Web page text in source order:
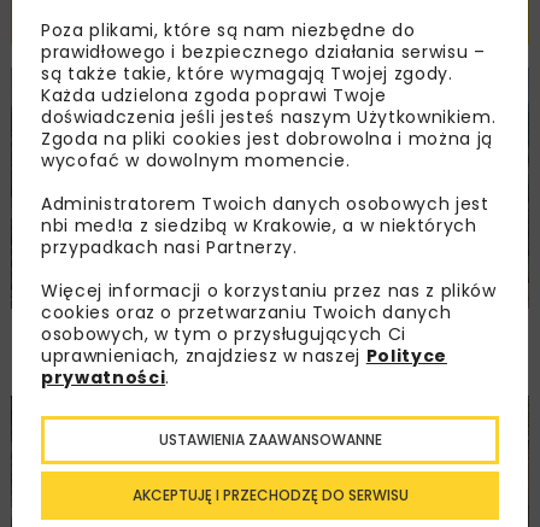
KOLEJ WIADOMOŚCI
PKP PLK ogłosiły przetarg na odcinek Gdów
– Szczyrzyc projektu Podłęże–Piekiełko
DROGI INWESTYCJE WIADOMOŚCI
Poza plikami, które są nam niezbędne do
prawidłowego i bezpiecznego działania serwisu –
są także takie, które wymagają Twojej zgody.
Każda udzielona zgoda poprawi Twoje
doświadczenia jeśli jesteś naszym Użytkownikiem.
Zgoda na pliki cookies jest dobrowolna i można ją
wycofać w dowolnym momencie.
Administratorem Twoich danych osobowych jest
nbi med!a z siedzibą w Krakowie, a w niektórych
przypadkach nasi Partnerzy.
Więcej informacji o korzystaniu przez nas z plików
cookies oraz o przetwarzaniu Twoich danych
osobowych, w tym o przysługujących Ci
uprawnieniach, znajdziesz w naszej Polityce
prywatności.
AKCEPTUJĘ I PRZECHODZĘ DO SERWISU
USTAWIENIA ZAAWANSOWANNE